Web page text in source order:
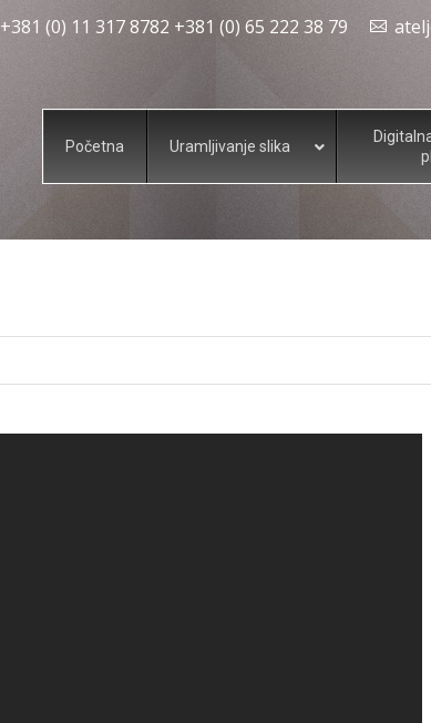
+381 (0) 11 317 8782 +381 (0) 65 222 38 79
Početna Uramljivanje slika